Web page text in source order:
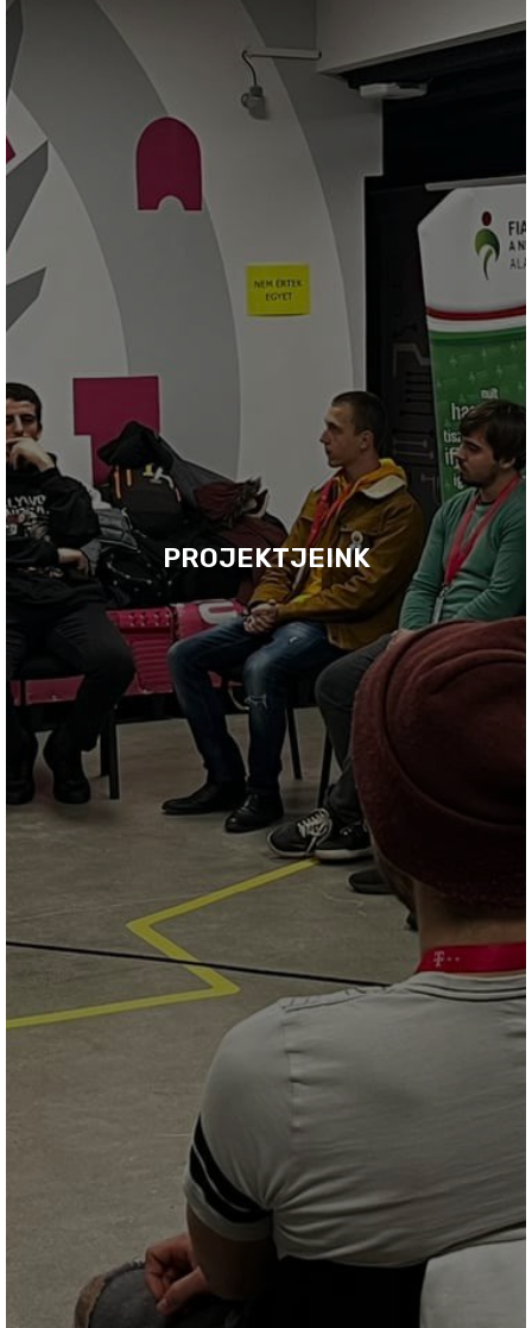
PROJEKTJEINK